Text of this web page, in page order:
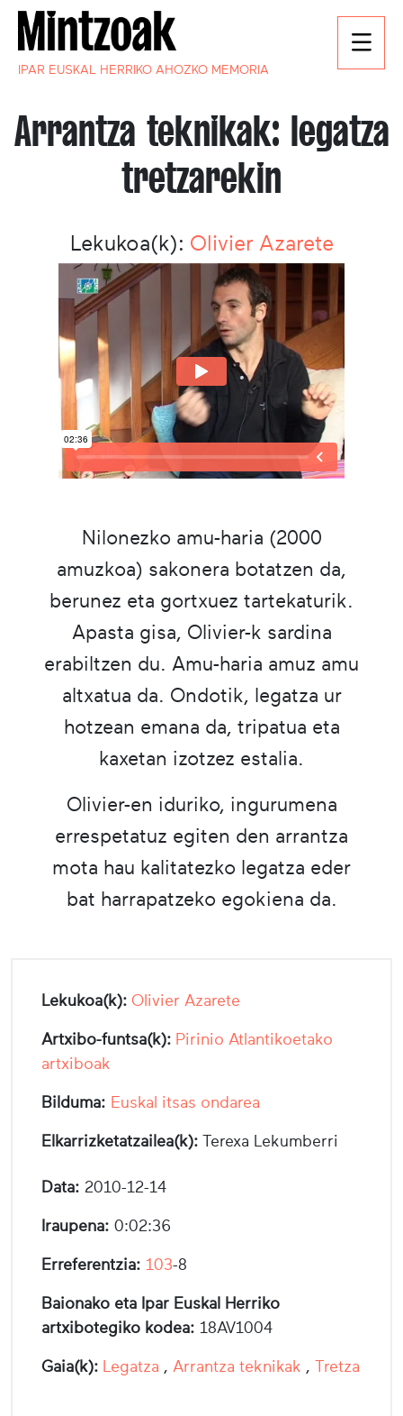
IPAR EUSKAL HERRIKO AHOZKO MEMORIA
Arrantza teknikak: legatza
tretzarekin
Lekukoa(k): Olivier Azarete
Nilonezko amu-haria (2000
amuzkoa) sakonera botatzen da,
berunez eta gortxuez tartekaturik.
Apasta gisa, Olivier-k sardina
erabiltzen du. Amu-haria amuz amu
altxatua da. Ondotik, legatza ur
hotzean emana da, tripatua eta
kaxetan izotzez estalia.
Olivier-en iduriko, ingurumena
errespetatuz egiten den arrantza
mota hau kalitatezko legatza eder
bat harrapatzeko egokiena da.
Lekukoa(k): Olivier Azarete
Artxibo-funtsa(k): Pirinio Atlantikoetako
artxiboak
Bilduma: Euskal itsas ondarea
Elkarrizketatzailea(k): Terexa Lekumberri
Data: 2010-12-14
Iraupena: 0:02:36
Erreferentzia: 103-8
Baionako eta Ipar Euskal Herriko
artxibotegiko kodea: 18AV1004
Gaia(k): Legatza , Arrantza teknikak , Tretza